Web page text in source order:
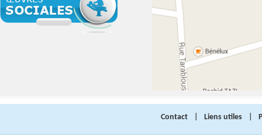
Contact Liens utiles